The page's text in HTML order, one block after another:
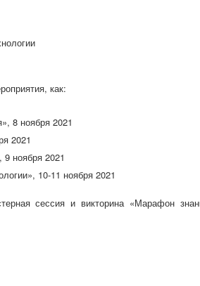
как:
8 ноября 2021
2021
9 ноября 2021
10-11 ноября 2021
сессия и викторина «Марафон